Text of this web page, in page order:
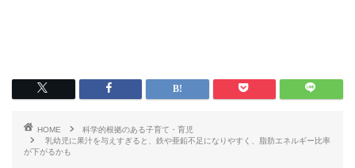
HOME
科学的根拠のある子育て・育児
乳幼児に果汁を与えすぎると、鉄や亜鉛不足になりやすく、脂肪エネルギー比率
が下がるかも